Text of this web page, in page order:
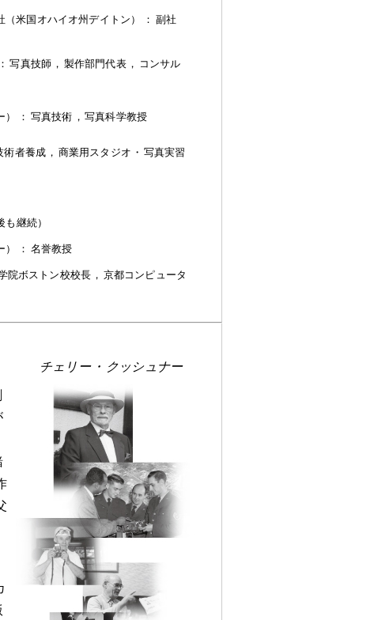
米国オハイオ州デイトン） ： 副社
： 写真技師 ， 製作部門代表 ， コンサル
： 写真技術 ， 写真科学教授
者養成 ， 商業用スタジオ ・ 写真実習
継続）
： 名誉教授
院ボストン校校長 ， 京都コンピュータ
チェリー ・ クッシュナー